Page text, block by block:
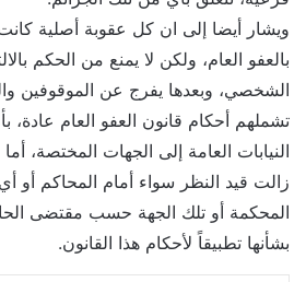
ويشار أيضا إلى ان كل عقوبة أصلية
بالعفو العام، ولكن لا يمنع من الحكم
الشخصي، وبعدها يفرج عن الموقوفين
تشملهم أحكام قانون العفو العام عادة،
النيابات العامة إلى الجهات المختصة،
زالت قيد النظر سواء أمام المحاكم أو
المحكمة أو تلك الجهة حسب مقتضى
بشأنها تطبيقاً لأحكام هذا القانون.